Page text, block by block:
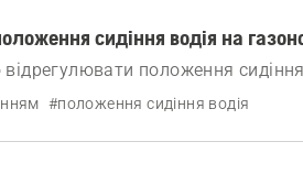
сидіння водія на
положення
#положення сидіння водія